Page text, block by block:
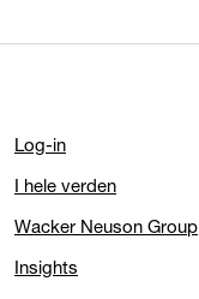
Log-in
I hele verden
Wacker Neuson Group
Insights